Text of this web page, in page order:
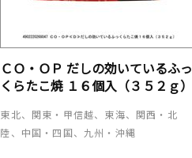
ＣＯ・ＯＰ だしの効いているふっ
くらたこ焼 １６個入（３５２ｇ）
東北、関東・甲信越、東海、関西・北
陸、中国・四国、九州・沖縄